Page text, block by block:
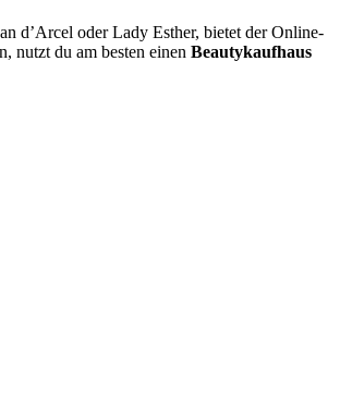
d’Arcel oder Lady Esther, bietet der Online-
nutzt du am besten einen Beautykaufhaus